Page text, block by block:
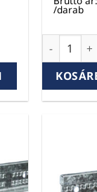
L19-24
/darab
Kazettás